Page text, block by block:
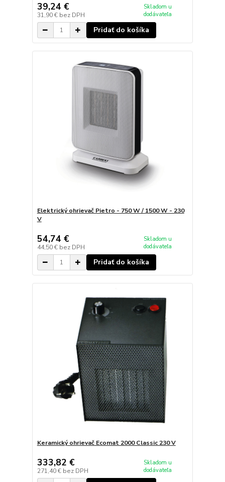
39,24 €
31,90 € bez DPH
Skladom u
dodávateľa
Pridať do košíka
Elektrický ohrievač Pietro - 750 W / 1500 W - 230
V
54,74 €
44,50 € bez DPH
Skladom u
dodávateľa
Pridať do košíka
Keramický ohrievač Ecomat 2000 Classic 230 V
333,82 €
271,40 € bez DPH
Skladom u
dodávateľa